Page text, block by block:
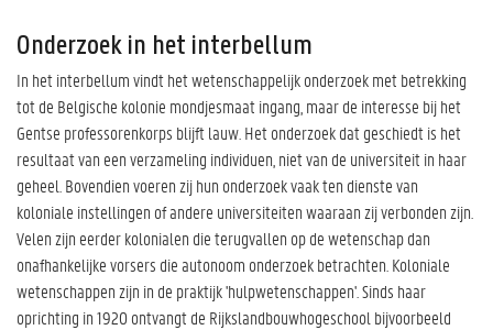
Onderzoek in het interbellum
In het interbellum vindt het wetenschappelijk onderzoek met betrekking
tot de Belgische kolonie mondjesmaat ingang, maar de interesse bij het
Gentse professorenkorps blijft lauw. Het onderzoek dat geschiedt is het
resultaat van een verzameling individuen, niet van de universiteit in haar
geheel. Bovendien voeren zij hun onderzoek vaak ten dienste van
koloniale instellingen of andere universiteiten waaraan zij verbonden zijn.
Velen zijn eerder kolonialen die terugvallen op de wetenschap dan
onafhankelijke vorsers die autonoom onderzoek betrachten. Koloniale
wetenschappen zijn in de praktijk 'hulpwetenschappen'. Sinds haar
oprichting in 1920 ontvangt de Rijkslandbouwhogeschool bijvoorbeeld